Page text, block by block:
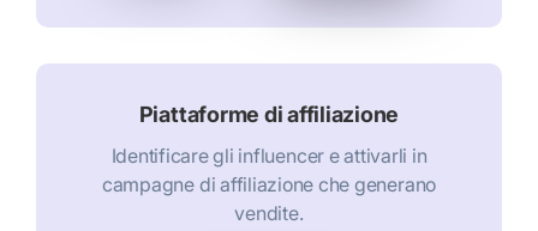
Piattaforme di affiliazione
Identificare gli influencer e attivarli in
campagne di affiliazione che generano
vendite.